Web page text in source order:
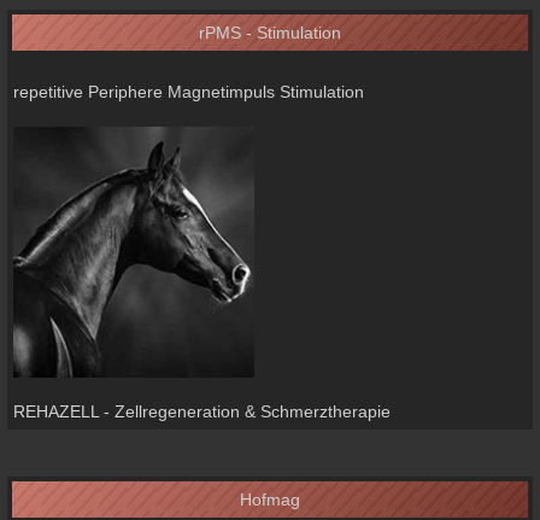
rPMS - Stimulation
repetitive Periphere Magnetimpuls Stimulation
REHAZELL - Zellregeneration & Schmerztherapie
Hofmag